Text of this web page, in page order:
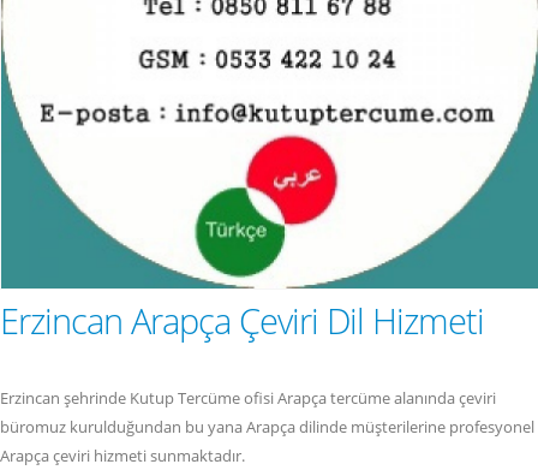
Erzincan Arapça Çeviri Dil Hizmeti
Erzincan şehrinde Kutup Tercüme ofisi Arapça tercüme alanında çeviri
büromuz kurulduğundan bu yana Arapça dilinde müşterilerine profesyonel
Arapça çeviri hizmeti sunmaktadır.